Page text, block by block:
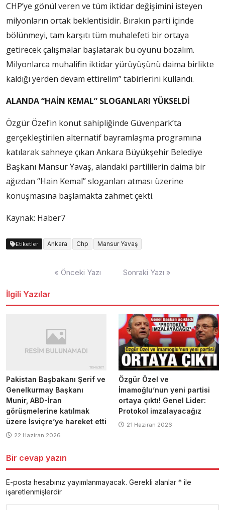
CHP’ye gönül veren ve tüm iktidar değişimini isteyen
milyonların ortak beklentisidir. Bırakın parti içinde
bölünmeyi, tam karşıtı tüm muhalefeti bir ortaya
getirecek çalışmalar başlatarak bu oyunu bozalım.
Milyonlarca muhalifin iktidar yürüyüşünü daima birlikte
kaldığı yerden devam ettirelim” tabirlerini kullandı.
ALANDA “HAİN KEMAL” SLOGANLARI YÜKSELDİ
Özgür Özel’in konut sahipliğinde Güvenpark’ta
gerçekleştirilen alternatif bayramlaşma programına
katılarak sahneye çıkan Ankara Büyükşehir Belediye
Başkanı Mansur Yavaş, alandaki partililerin daima bir
ağızdan “Hain Kemal” sloganları atması üzerine
konuşmasına başlamakta zahmet çekti.
Kaynak: Haber7
Etiketler Ankara Chp Mansur Yavaş
« Önceki Yazı Sonraki Yazı »
İlgili Yazılar
Pakistan Başbakanı Şerif ve
Genelkurmay Başkanı
Munir, ABD-İran
görüşmelerine katılmak
üzere İsviçre’ye hareket etti
22 Haziran 2026
Özgür Özel ve
İmamoğlu’nun yeni partisi
ortaya çıktı! Genel Lider:
Protokol imzalayacağız
21 Haziran 2026
Bir cevap yazın
E-posta hesabınız yayımlanmayacak. Gerekli alanlar * ile
işaretlenmişlerdir